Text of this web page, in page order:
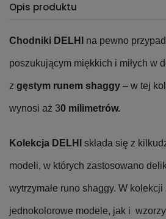
Opis produktu
Chodniki DELHI na pewno
poszukującym miękkich i miłych w
z gęstym runem shaggy – w tej
wynosi aż 30 milimetrów.
Kolekcja DELHI składa się z
modeli, w których zastosowano
wytrzymałe runo shaggy. W
jednokolorowe modele, jak i